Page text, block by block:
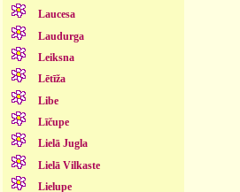
Laucesa
Laudurga
Leiksna
Lētīža
Libe
Līčupe
Lielā Jugla
Lielā Vilkaste
Lielupe